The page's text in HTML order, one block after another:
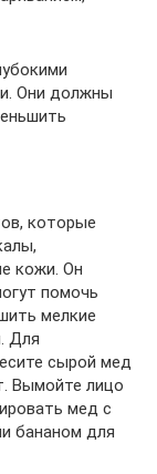
Они должны
которые
кожи. Он
помочь
мелкие
Для
сырой мед
Вымойте лицо
мед с
бананом для